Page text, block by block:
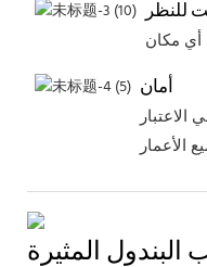
للنظر
أمان
البندول المثيرة